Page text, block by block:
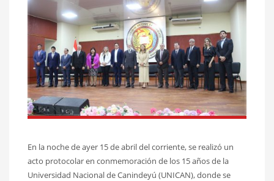
En la noche de ayer 15 de abril del corriente, se realizó un
acto protocolar en conmemoración de los 15 años de la
Universidad Nacional de Canindeyú (UNICAN), donde se